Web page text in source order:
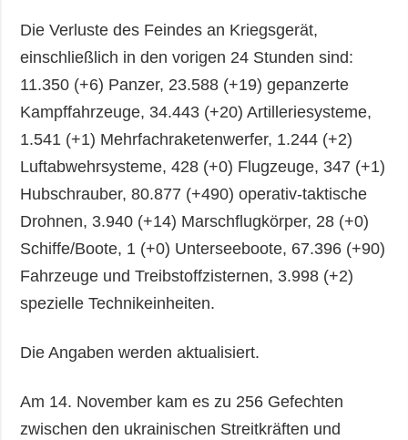
Die Verluste des Feindes an Kriegsgerät,
einschließlich in den vorigen 24 Stunden sind:
11.350 (+6) Panzer, 23.588 (+19) gepanzerte
Kampffahrzeuge, 34.443 (+20) Artilleriesysteme,
1.541 (+1) Mehrfachraketenwerfer, 1.244 (+2)
Luftabwehrsysteme, 428 (+0) Flugzeuge, 347 (+1)
Hubschrauber, 80.877 (+490) operativ-taktische
Drohnen, 3.940 (+14) Marschflugkörper, 28 (+0)
Schiffe/Boote, 1 (+0) Unterseeboote, 67.396 (+90)
Fahrzeuge und Treibstoffzisternen, 3.998 (+2)
spezielle Technikeinheiten.
Die Angaben werden aktualisiert.
Am 14. November kam es zu 256 Gefechten
zwischen den ukrainischen Streitkräften und